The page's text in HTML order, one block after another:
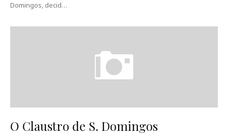
Domingos, decid…
O Claustro de S. Domingos